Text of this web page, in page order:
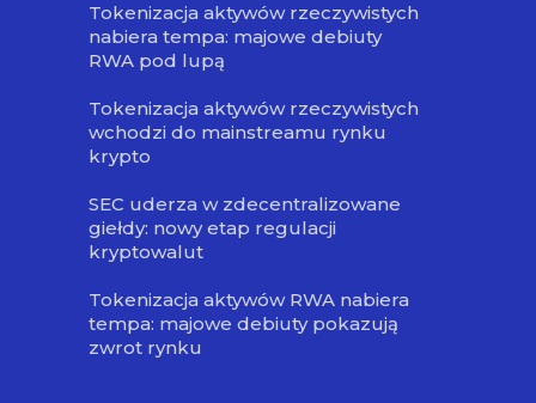
Tokenizacja aktywów rzeczywistych
nabiera tempa: majowe debiuty
RWA pod lupą
Tokenizacja aktywów rzeczywistych
wchodzi do mainstreamu rynku
krypto
SEC uderza w zdecentralizowane
giełdy: nowy etap regulacji
kryptowalut
Tokenizacja aktywów RWA nabiera
tempa: majowe debiuty pokazują
zwrot rynku